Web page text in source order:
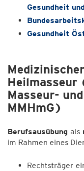
Gesundheit
Gesundheit
Heilmasseur
Masseur-
MMHmG)
Berufsausübung als
im Rahmen eines
Rechtsträger